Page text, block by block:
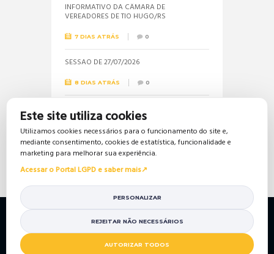
INFORMATIVO DA CÂMARA DE
VEREADORES DE TIO HUGO/RS
7 DIAS ATRÁS 0
SESSÃO DE 27/07/2026
8 DIAS ATRÁS 0
Informações sobre a realização do próximo
concurso público são solicitadas pela
vereadora Jéssica
16 DIAS ATRÁS 0
Mapa do Site
Portal da Transparência
© 2026 Câmara de Vereadores de Tio Hugo/RS. Todos so
direitos reservados.
Este site utiliza cookies
Utilizamos cookies necessários para o funcionamento do site e,
mediante consentimento, cookies de estatística, funcionalidade e
marketing para melhorar sua experiência.
Acessar o Portal LGPD e saber mais
PERSONALIZAR
REJEITAR NÃO NECESSÁRIOS
AUTORIZAR TODOS